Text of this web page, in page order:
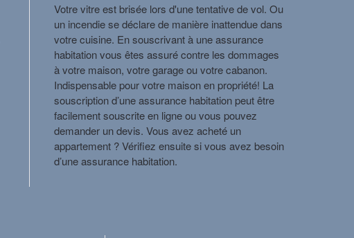
Votre vitre est brisée lors d'une tentative de vol. Ou
un incendie se déclare de manière inattendue dans
votre cuisine. En souscrivant à une assurance
habitation vous êtes assuré contre les dommages
à votre maison, votre garage ou votre cabanon.
Indispensable pour votre maison en propriété! La
souscription d’une assurance habitation peut être
facilement souscrite en ligne ou vous pouvez
demander un devis. Vous avez acheté un
appartement ? Vérifiez ensuite si vous avez besoin
d’une assurance habitation.